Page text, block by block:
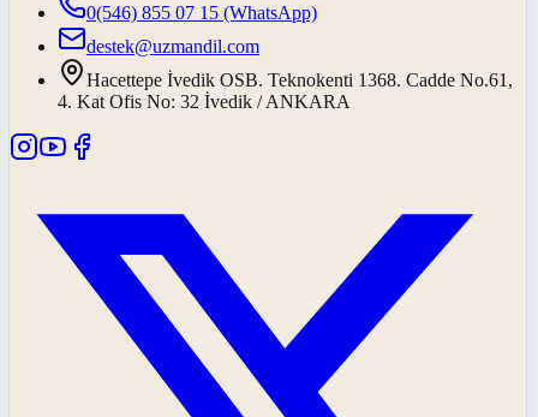
0(546) 855 07 15 (WhatsApp)
destek@uzmandil.com
Hacettepe İvedik OSB. Teknokenti 1368. Cadde No.61,
4. Kat Ofis No: 32 İvedik / ANKARA